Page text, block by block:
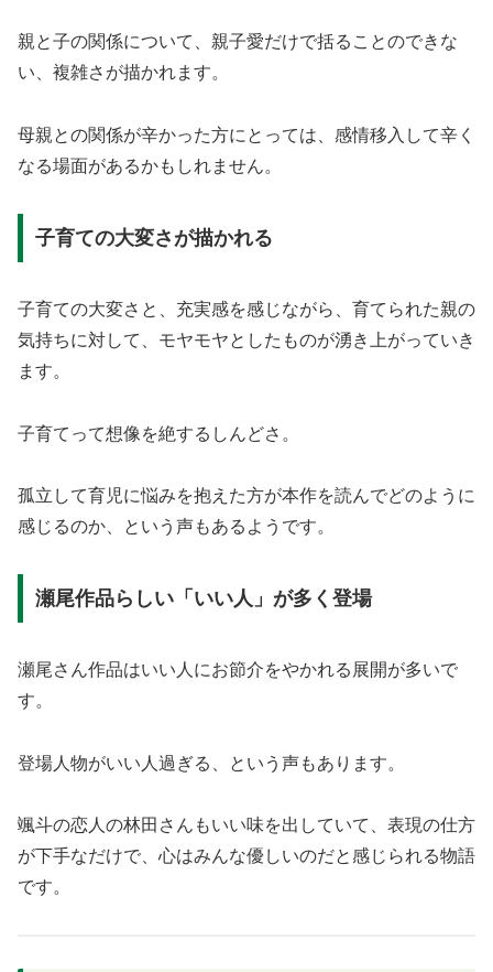
親と子の関係について、親子愛だけで括ることのできな
い、複雑さが描かれます。
母親との関係が辛かった方にとっては、感情移入して辛く
なる場面があるかもしれません。
子育ての大変さが描かれる
子育ての大変さと、充実感を感じながら、育てられた親の
気持ちに対して、モヤモヤとしたものが湧き上がっていき
ます。
子育てって想像を絶するしんどさ。
孤立して育児に悩みを抱えた方が本作を読んでどのように
感じるのか、という声もあるようです。
瀬尾作品らしい「いい人」が多く登場
瀬尾さん作品はいい人にお節介をやかれる展開が多いで
す。
登場人物がいい人過ぎる、という声もあります。
颯斗の恋人の林田さんもいい味を出していて、表現の仕方
が下手なだけで、心はみんな優しいのだと感じられる物語
です。